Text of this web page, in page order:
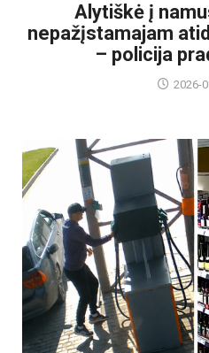
Alytiškė į
nepažįstamajam
– policija
2026-